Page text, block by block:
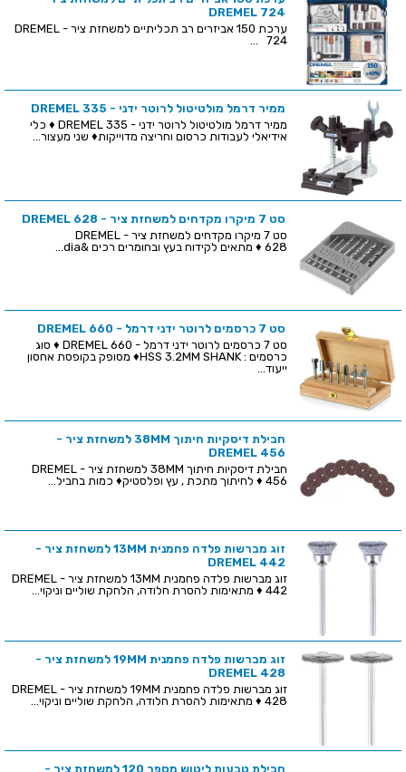
DREMEL 724
ערכת 150 אביזרים רב תכליתיים למשחזת ציר - DREMEL
724 ...
ממיר דרמל מולטיטול לרוטר ידני - DREMEL 335
ממיר דרמל מולטיטול לרוטר ידני - DREMEL 335 ♦ כלי
אידיאלי לעבודות כרסום וחריצה מדוייקות♦ שני מעצור...
סט 7 מיקרו מקדחים למשחזת ציר - DREMEL 628
סט 7 מיקרו מקדחים למשחזת ציר - DREMEL
628 ♦ מתאים לקידוח בעץ ובחומרים רכים &dia...
סט 7 כרסמים לרוטר ידני דרמל - DREMEL 660
סט 7 כרסמים לרוטר ידני דרמל - DREMEL 660 ♦ סוג
כרסמים : HSS 3.2MM SHANK♦ מסופק בקופסת אחסון
ייעוד...
חבילת דיסקיות חיתוך 38MM למשחזת ציר -
DREMEL 456
חבילת דיסקיות חיתוך 38MM למשחזת ציר - DREMEL
456 ♦ לחיתוך מתכת , עץ ופלסטיק♦ כמות בחביל...
זוג מברשות פלדה פחמנית 13MM למשחזת ציר -
DREMEL 442
זוג מברשות פלדה פחמנית 13MM למשחזת ציר - DREMEL
442 ♦ מתאימות להסרת חלודה, הלחקת שוליים וניקוי...
זוג מברשות פלדה פחמנית 19MM למשחזת ציר -
DREMEL 428
זוג מברשות פלדה פחמנית 19MM למשחזת ציר - DREMEL
428 ♦ מתאימות להסרת חלודה, הלחקת שוליים וניקוי...
חבילת טבעות ליטוש מספר 120 למשחזת ציר -